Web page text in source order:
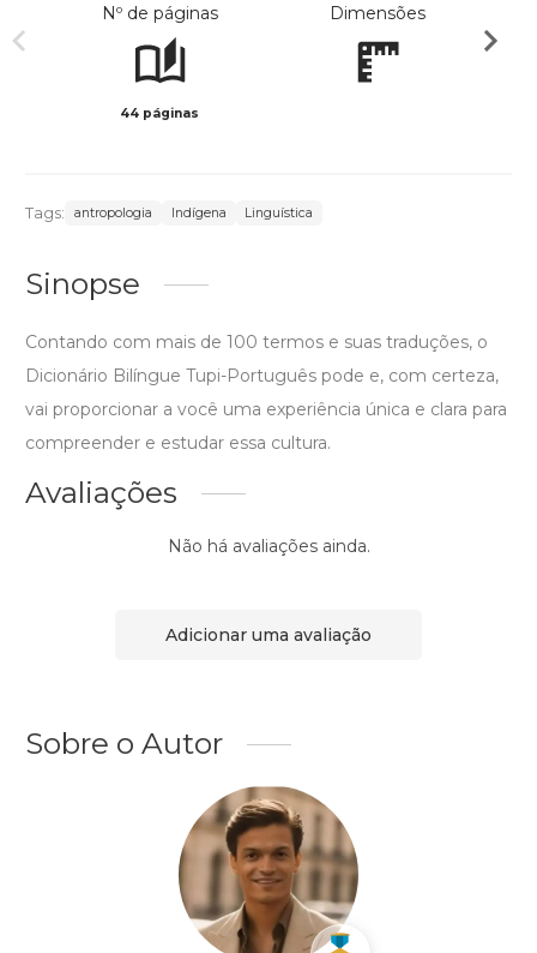
Nº de páginas
44 páginas
Dimensões
Tags: antropologia Indígena Linguística
Sinopse
Contando com mais de 100 termos e suas traduções, o
Dicionário Bilíngue Tupi-Português pode e, com certeza,
vai proporcionar a você uma experiência única e clara para
compreender e estudar essa cultura.
Avaliações
Não há avaliações ainda.
Adicionar uma avaliação
Sobre o Autor